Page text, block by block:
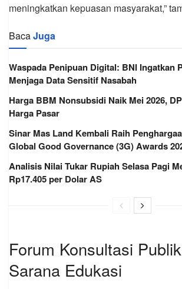
meningkatkan kepuasan masyarakat,”
BacaJuga
Waspada Penipuan Digital: BNI Ingatkan
Menjaga Data Sensitif Nasabah
Harga BBM Nonsubsidi Naik Mei 2026,
Harga Pasar
Sinar Mas Land Kembali Raih
Global Good Governance (3G) Awards
Analisis Nilai Tukar Rupiah Selasa Pagi
Rp17.405 per Dolar AS
Forum Konsultasi
Sarana Edukasi